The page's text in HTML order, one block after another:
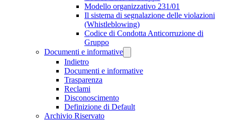
Modello organizzativo 231/01
Il sistema di segnalazione delle violazioni
(Whistleblowing)
Codice di Condotta Anticorruzione di
Gruppo
Documenti e informative
Indietro
Documenti e informative
Trasparenza
Reclami
Disconoscimento
Definizione di Default
Archivio Riservato